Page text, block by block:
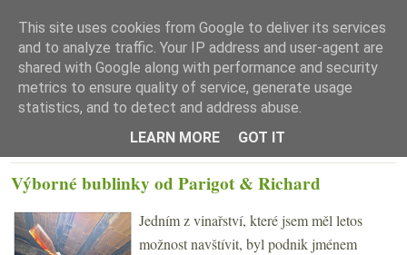
☰ Menu
Výborné bublinky od Parigot & Richard
Jedním z vinařství, které jsem měl letos
možnost navštívit, byl podnik jménem
This site uses cookies from Google to deliver its services
and to analyze traffic. Your IP address and user-agent are
shared with Google along with performance and security
metrics to ensure quality of service, generate usage
statistics, and to detect and address abuse.
LEARN MORE
GOT IT